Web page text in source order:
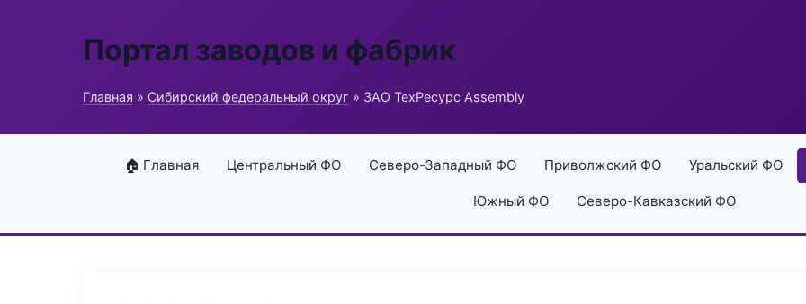
Портал заводов и фабрик
Главная » Сибирский федеральный округ » ЗАО ТехРесурс Assembly
🏠 Главная Центральный ФО Северо-Западный ФО Приволжский ФО Уральский ФО
Южный ФО Северо-Кавказский ФО